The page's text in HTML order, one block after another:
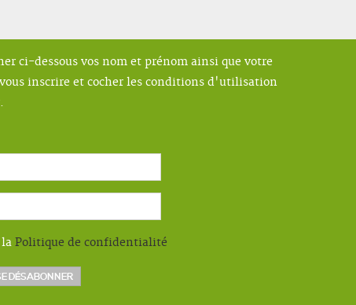
ci-dessous vos nom et prénom ainsi que votre
inscrire et cocher les conditions d'utilisation
Politique de confidentialité